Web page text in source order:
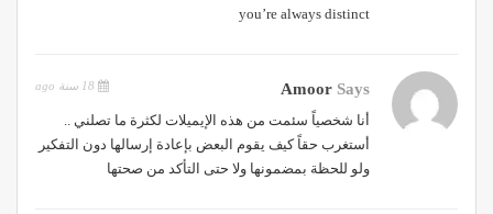
you’re always distinct
Amoor Says
أنا شخصياً سئمت من هذه الإيميلات لكثرة ما تصلني ..
أستغرب حقاً كيف يقوم البعض بإعادة إرسالها دون التفكير
ولو للحظة بمضمونها ولا حتى التأكد من صحتها